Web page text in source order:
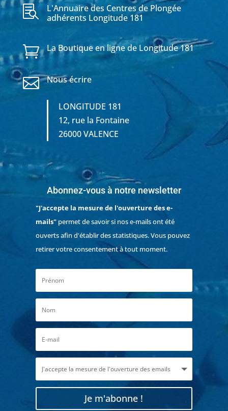

L'Annuaire des Centres de Plongée
adhérents Longitude 181
 La Boutique en ligne de Longitude 181
 Nous écrire
LONGITUDE 181
12, rue la Fontaine
26000 VALENCE
Abonnez-vous à notre newsletter
"J'accepte la mesure de l'ouverture des e-
mails"permet de savoir si nos e-mails ont été
ouverts afin d'établir des statistiques. Vous pouvez
retirer votre consentement à tout moment.
Je m'abonne !